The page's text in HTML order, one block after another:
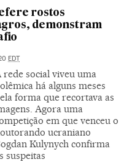
rostos
demonstram
EDT
rede social viveu uma
há alguns meses
forma que recortava as
Agora uma
em que venceu o
ucraniano
Kulynych confirma
suspeitas